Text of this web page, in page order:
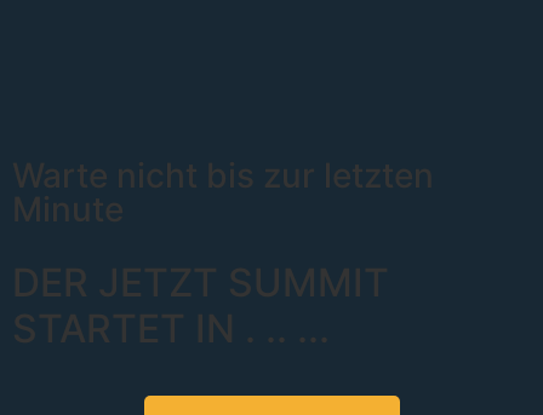
Warte nicht bis zur letzten
Minute
DER JETZT SUMMIT
STARTET IN . .. ...